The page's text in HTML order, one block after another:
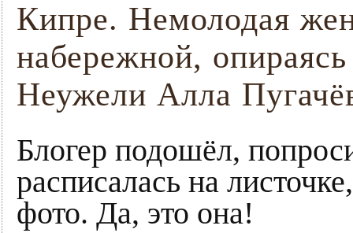
Кипре. Немолодая
набережной,
Неужели Алла
Блогер подошёл,
расписалась на
фото. Да, это она!